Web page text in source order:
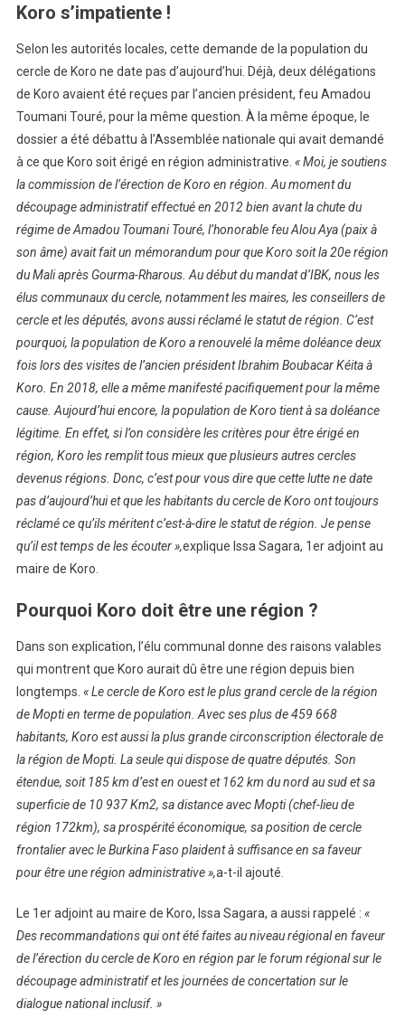
Koro s’impatiente !
Selon les autorités locales, cette demande de la population du
cercle de Koro ne date pas d’aujourd’hui. Déjà, deux délégations
de Koro avaient été reçues par l’ancien président, feu Amadou
Toumani Touré, pour la même question. À la même époque, le
dossier a été débattu à l’Assemblée nationale qui avait demandé
à ce que Koro soit érigé en région administrative. « Moi, je soutiens
la commission de l’érection de Koro en région. Au moment du
découpage administratif effectué en 2012 bien avant la chute du
régime de Amadou Toumani Touré, l’honorable feu Alou Aya (paix à
son âme) avait fait un mémorandum pour que Koro soit la 20e région
du Mali après Gourma-Rharous. Au début du mandat d’IBK, nous les
élus communaux du cercle, notamment les maires, les conseillers de
cercle et les députés, avons aussi réclamé le statut de région. C’est
pourquoi, la population de Koro a renouvelé la même doléance deux
fois lors des visites de l’ancien président Ibrahim Boubacar Kéita à
Koro. En 2018, elle a même manifesté pacifiquement pour la même
cause. Aujourd’hui encore, la population de Koro tient à sa doléance
légitime. En effet, si l’on considère les critères pour être érigé en
région, Koro les remplit tous mieux que plusieurs autres cercles
devenus régions. Donc, c’est pour vous dire que cette lutte ne date
pas d’aujourd’hui et que les habitants du cercle de Koro ont toujours
réclamé ce qu’ils méritent c’est-à-dire le statut de région. Je pense
qu’il est temps de les écouter »,explique Issa Sagara, 1er adjoint au
maire de Koro.
Pourquoi Koro doit être une région ?
Dans son explication, l’élu communal donne des raisons valables
qui montrent que Koro aurait dû être une région depuis bien
longtemps. « Le cercle de Koro est le plus grand cercle de la région
de Mopti en terme de population. Avec ses plus de 459 668
habitants, Koro est aussi la plus grande circonscription électorale de
la région de Mopti. La seule qui dispose de quatre députés. Son
étendue, soit 185 km d’est en ouest et 162 km du nord au sud et sa
superficie de 10 937 Km2, sa distance avec Mopti (chef-lieu de
région 172km), sa prospérité économique, sa position de cercle
frontalier avec le Burkina Faso plaident à suffisance en sa faveur
pour être une région administrative »,a-t-il ajouté.
Le 1er adjoint au maire de Koro, Issa Sagara, a aussi rappelé : «
Des recommandations qui ont été faites au niveau régional en faveur
de l’érection du cercle de Koro en région par le forum régional sur le
découpage administratif et les journées de concertation sur le
dialogue national inclusif. »